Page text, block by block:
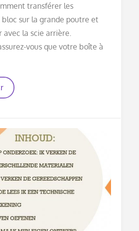
transférer les
bloc sur la grande poutre et
la scie arrière.
vous que votre boîte à